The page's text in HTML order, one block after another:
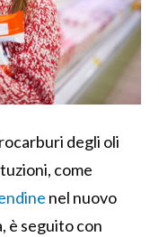
degli oli
come
nel nuovo
è seguito con